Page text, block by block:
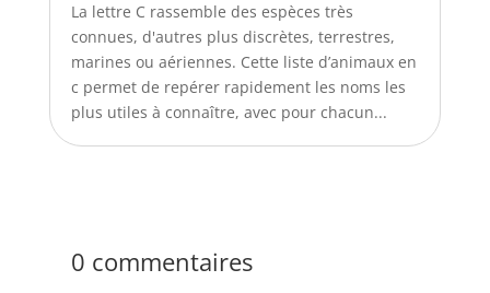
La lettre C rassemble des espèces très
connues, d'autres plus discrètes, terrestres,
marines ou aériennes. Cette liste d’animaux en
c permet de repérer rapidement les noms les
plus utiles à connaître, avec pour chacun...
0 commentaires